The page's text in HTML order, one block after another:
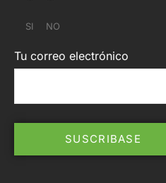
SI NO
Tu correo electrónico